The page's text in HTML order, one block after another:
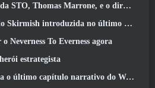
criativo da Neverwinter, Randy Mosiondz, discutem os jogos e o futuro do Cryptic
introduzida no último ato de Valorant
Neverness To Everness agora
estrategista
narrativo do Warframe com novos curtas de anime